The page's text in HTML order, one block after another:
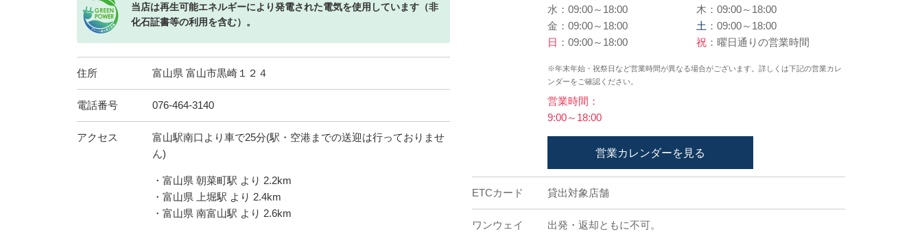
当店は再生可能エネルギーにより発電された電気を使用しています（非
化石証書等の利用を含む）。
住所 富山県 富山市黒崎１２４
電話番号 076-464-3140
アクセス
富山駅南口より車で25分(駅・空港までの送迎は行っておりませ
ん)
・富山県 朝菜町駅 より 2.2km
・富山県 上堀駅 より 2.4km
・富山県 南富山駅 より 2.6km
水：09:00～18:00
木：09:00～18:00
金：09:00～18:00
土 ：09:00～18:00
日 ：09:00～18:00 祝 ：曜日通りの営業時間
※年末年始・祝祭日など営業時間が異なる場合がございます。詳しくは下記の営業カレ
ンダーをご確認ください。
営業時間：
9:00～18:00
営業カレンダーを見る
ETCカード 貸出対象店舗
ワンウェイ 出発・返却ともに不可。